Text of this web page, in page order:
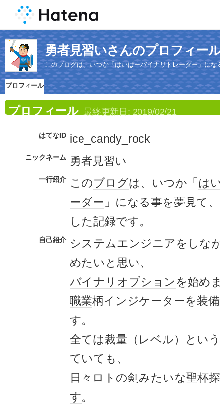
勇者見習いさんのプロフィー
このブログは、いつか「はいぱーバイナリトレーダー」に
プロフィール
プロフィール 最終更新日: 2019/02/21
はてなID ice_candy_rock
ニックネーム 勇者見習い
一行紹介 このブログは、いつか「 は
ーダー 」になる事を夢見て、
した記録です。
自己紹介 システムエンジニアをしな
めたいと思い、
バイナリ オプションを始め
職業柄インジケーターを装
す。
全ては裁量 （ レベル）とい
ていても、
日々 ロトの剣 みたいな聖杯
す。